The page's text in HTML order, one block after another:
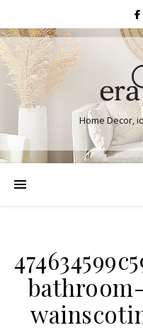
Home Decor,